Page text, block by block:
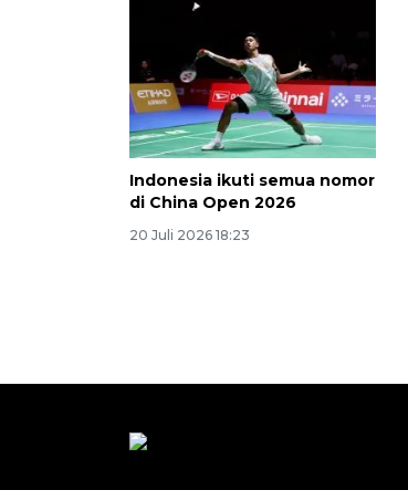
Indonesia ikuti semua nomor
di China Open 2026
20 Juli 2026 18:23